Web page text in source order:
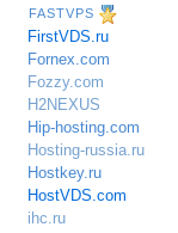
FASTVPS
FirstVDS.ru
Fornex.com
Fozzy.com
H2NEXUS
Hip-hosting.com
Hosting-russia.ru
Hostkey.ru
HostVDS.com
ihc.ru